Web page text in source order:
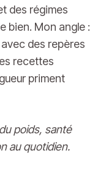
des régimes
bien. Mon angle :
des repères
recettes
priment
poids, santé
au quotidien.